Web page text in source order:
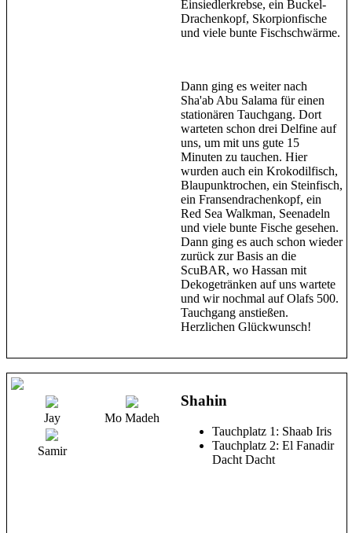
Einsiedlerkrebse, ein Buckel-
Drachenkopf, Skorpionfische
und viele bunte Fischschwärme.
Dann ging es weiter nach
Sha'ab Abu Salama für einen
stationären Tauchgang. Dort
warteten schon drei Delfine auf
uns, um mit uns gute 15
Minuten zu tauchen. Hier
wurden auch ein Krokodilfisch,
Blaupunktrochen, ein Steinfisch,
ein Fransendrachenkopf, ein
Red Sea Walkman, Seenadeln
und viele bunte Fische gesehen.
Dann ging es auch schon wieder
zurück zur Basis an die
ScuBAR, wo Hassan mit
Dekogetränken auf uns wartete
und wir nochmal auf Olafs 500.
Tauchgang anstießen.
Herzlichen Glückwunsch!
Jay Mo Madeh
Samir
Shahin
Tauchplatz 1: Shaab Iris
Tauchplatz 2: El Fanadir
Dacht Dacht